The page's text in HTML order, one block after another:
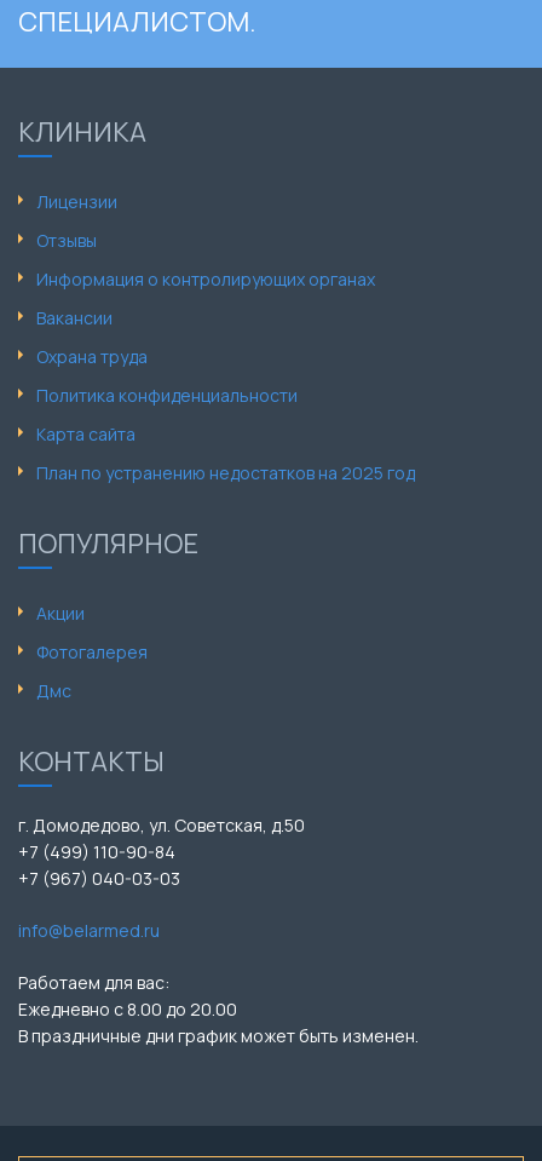
СПЕЦИАЛИСТОМ.
КЛИНИКА
Лицензии
Отзывы
Информация о контролирующих органах
Вакансии
Охрана труда
Политика конфиденциальности
Карта сайта
План по устранению недостатков на 2025 год
ПОПУЛЯРНОЕ
Акции
Фотогалерея
Дмс
КОНТАКТЫ
г. Домодедово, ул. Советская, д.50
+7 (499) 110-90-84
+7 (967) 040-03-03
info@belarmed.ru
Работаем для вас:
Ежедневно с 8.00 до 20.00
В праздничные дни график может быть изменен.